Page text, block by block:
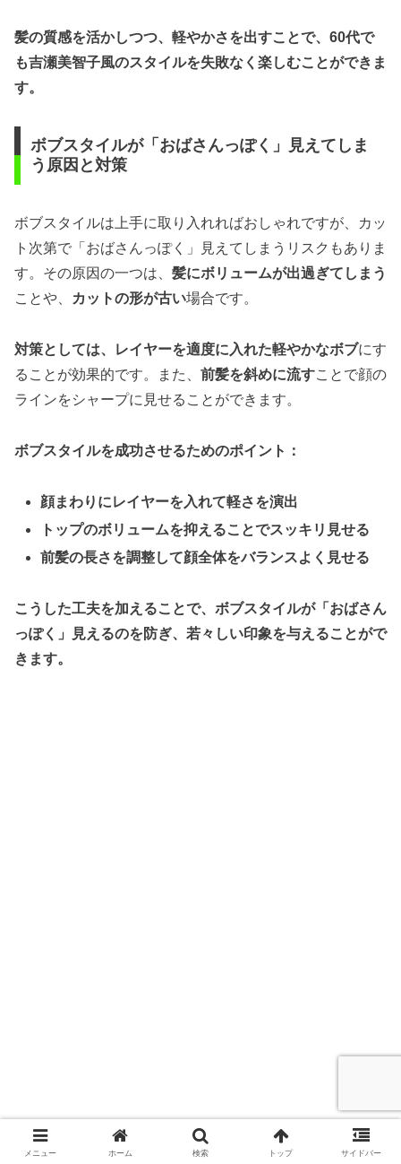
髪の質感を活かしつつ、軽やかさを出すことで、60代で
も吉瀬美智子風のスタイルを失敗なく楽しむことができま
す。
ボブスタイルが「おばさんっぽく」見えてしま
う原因と対策
ボブスタイルは上手に取り入れればおしゃれですが、カッ
ト次第で「おばさんっぽく」見えてしまうリスクもありま
す。その原因の一つは、 髪にボリュームが出過ぎてしまう
ことや、
カットの形が古い場合です。
対策としては、レイヤーを適度に入れた軽やかなボブにす
ることが効果的です。また、 前髪を斜めに流すことで顔の
ラインをシャープに見せることができます。
ボブスタイルを成功させるためのポイント：
顔まわりにレイヤーを入れて軽さを演出
トップのボリュームを抑えることでスッキリ見せる
前髪の長さを調整して顔全体をバランスよく見せる
こうした工夫を加えることで、ボブスタイルが「おばさん
っぽく」見えるのを防ぎ、若々しい印象を与えることがで
きます。
メニュー ホーム 検索 トップ サイドバー